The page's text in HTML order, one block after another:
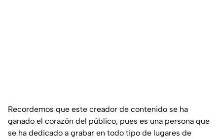
Recordemos que este creador de contenido se ha
ganado el corazón del público, pues es una persona que
se ha dedicado a grabar en todo tipo de lugares de